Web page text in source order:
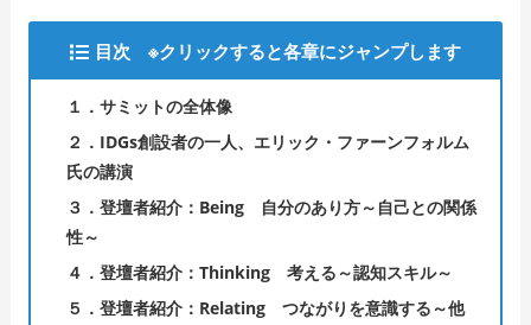
目次 ※クリックすると各章にジャンプします
１．サミットの全体像
２．IDGs創設者の一人、エリック・ファーンフォルム
氏の講演
３．登壇者紹介：Being 自分のあり方～自己との関係
性～
４．登壇者紹介：Thinking 考える～認知スキル～
５．登壇者紹介：Relating つながりを意識する～他